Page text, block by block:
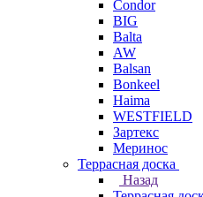
Condor
BIG
Balta
AW
Balsan
Bonkeel
Haima
WESTFIELD
Зартекс
Меринос
Террасная доска
Назад